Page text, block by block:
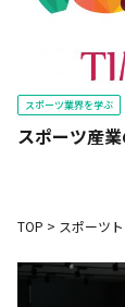
スポーツ業界を学ぶ
スポーツ産
TOP > スポーツ